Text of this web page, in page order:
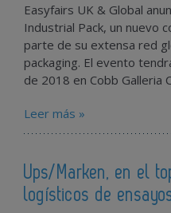
Easyfairs UK & Global
Industrial Pack, un nuevo
parte de su extensa red
packaging. El evento
de 2018 en Cobb Galleria
Leer más »
Ups/Marken, en el
logísticos de